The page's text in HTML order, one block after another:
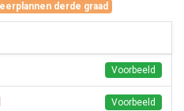
derde graad
Voorbeeld
Voorbeeld